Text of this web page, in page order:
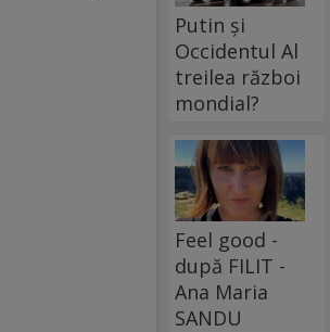
Putin și
Occidentul Al
treilea război
mondial?
Feel good -
după FILIT -
Ana Maria
SANDU